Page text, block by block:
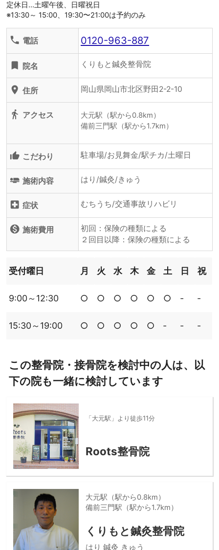
定休日…土曜午後、日曜祝日
※13:30～ 15:00、19:30〜21:00は予約のみ
phone 電話 0120-963-887
turned_in 院名 くりもと鍼灸整骨院
location_on 住所 岡山県岡山市北区野田2-2-10
directions_walk アクセス
大元駅（駅から0.8km）
備前三門駅（駅から1.7km）
thumb_up_alt こだわり 駐車場/お見舞金/駅チカ/土曜日
airline_seat_flat 施術内容 はり/鍼灸/きゅう
local_hospital 症状 むちうち/交通事故リハビリ
monetization_on 施術費用
初回：保険の種類による
２回目以降：保険の種類による
受付曜日 月 火 水 木 金 土 日 祝
9:00～12:30 ○ ○ ○ ○ ○ ○ ‐ ‐
15:30～19:00 ○ ○ ○ ○ ○ ‐ ‐ ‐
この整骨院・接骨院を検討中の人は、以
下の院も一緒に検討しています
「大元駅」より徒歩11分
Roots整骨院
大元駅（駅から0.8km）
備前三門駅（駅から1.7km）
くりもと鍼灸整骨院
はり 鍼灸 きゅう